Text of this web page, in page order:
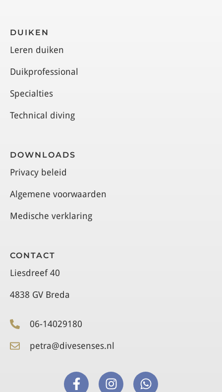
DUIKEN
Leren duiken
Duikprofessional
Specialties
Technical diving
DOWNLOADS
Privacy beleid
Algemene voorwaarden
Medische verklaring
CONTACT
Liesdreef 40
4838 GV Breda
06-14029180
petra@divesenses.nl